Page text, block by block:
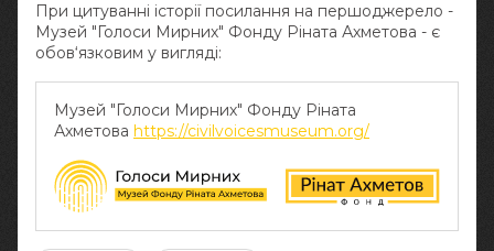
При цитуванні історії посилання на першоджерело -
Музей "Голоси Мирних" Фонду Ріната Ахметова - є
обов‘язковим у вигляді:
Музей "Голоси Мирних" Фонду Ріната
Ахметова https://civilvoicesmuseum.org/